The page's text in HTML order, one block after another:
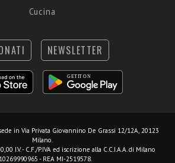
Cucina
NEWSLETTER
in Via Privata Giovannino De Grassi 12/12A, 20123
Milano.
I.V. - C.F./P.IVA ed iscrizione alla C.C.I.A.A. di Milano
- REA MI-2519578.